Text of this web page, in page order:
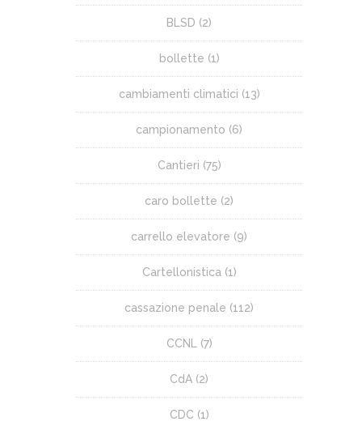
BLSD (2)
bollette (1)
cambiamenti climatici (13)
campionamento (6)
Cantieri (75)
caro bollette (2)
carrello elevatore (9)
Cartellonistica (1)
cassazione penale (112)
CCNL (7)
CdA (2)
CDC (1)